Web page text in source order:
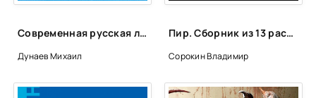
Современная русская литература. Постмодерн - Михаил Дунаев
Дунаев Михаил
Пир. Сборник из 13 рассказов - Владимир Сорокин
Сорокин Владимир